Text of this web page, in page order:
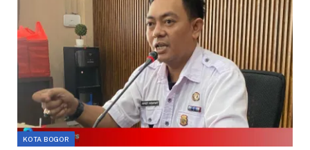
KOTA BOGOR